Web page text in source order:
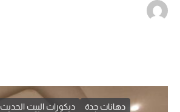
دهانات جدة ديكورات البيت الحديث